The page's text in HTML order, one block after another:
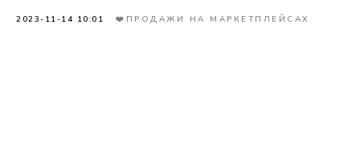
2023-11-14 10:01 ❤️ПРОДАЖИ НА МАРКЕТПЛЕЙСАХ